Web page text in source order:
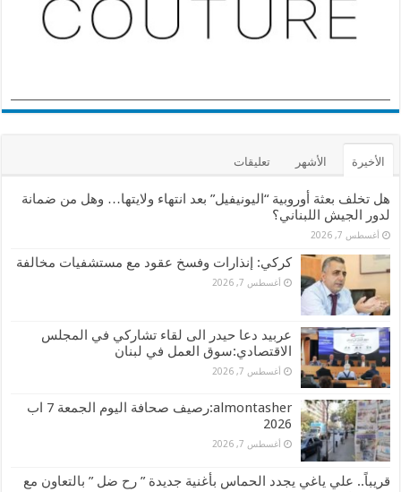
الأخيرة الأشهر تعليقات
هل تخلف بعثة أوروبية “اليونيفيل” بعد انتهاء ولايتها… وهل من ضمانة
لدور الجيش اللبناني؟
أغسطس 7, 2026
كركي: إنذارات وفسخ عقود مع مستشفيات مخالفة
أغسطس 7, 2026
عربيد دعا حيدر الى لقاء تشاركي في المجلس
الاقتصادي:سوق العمل في لبنان
أغسطس 7, 2026
almontasher:رصيف صحافة اليوم الجمعة 7 اب
2026
أغسطس 7, 2026
قريباً.. علي ياغي يجدد الحماس بأغنية جديدة ” رح ضل ” بالتعاون مع